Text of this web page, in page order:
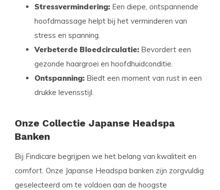
Stressvermindering: Een diepe, ontspannende
hoofdmassage helpt bij het verminderen van
stress en spanning.
Verbeterde Bloedcirculatie: Bevordert een
gezonde haargroei en hoofdhuidconditie.
Ontspanning: Biedt een moment van rust in een
drukke levensstijl.
Onze Collectie Japanse Headspa
Banken
Bij Findicare begrijpen we het belang van kwaliteit en
comfort. Onze Japanse Headspa banken zijn zorgvuldig
geselecteerd om te voldoen aan de hoogste